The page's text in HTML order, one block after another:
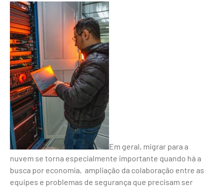
Em geral, migrar para a
nuvem se torna especialmente importante quando há a
busca por economia, ampliação da colaboração entre as
equipes e problemas de segurança que precisam ser